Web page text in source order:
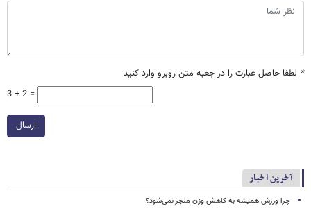
* لطفا حاصل عبارت را در جعبه متن روبرو وارد کنید
3 + 2 =
ارسال
آخرین اخبار
چرا ورزش همیشه به کاهش وزن منجر نمی‌شود؟